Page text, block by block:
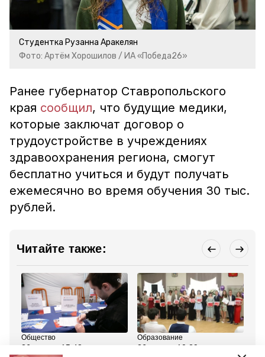
Студентка Рузанна Аракелян
Фото: Артём Хорошилов / ИА «Победа26»
Ранее губернатор Ставропольского
края сообщил, что будущие медики,
которые заключат договор о
трудоустройстве в учреждениях
здравоохранения региона, смогут
бесплатно учиться и будут получать
ежемесячно во время обучения 30 тыс.
рублей.
Читайте также:
Общество
26 июня , 15:48
Образование
26 июня , 10:29